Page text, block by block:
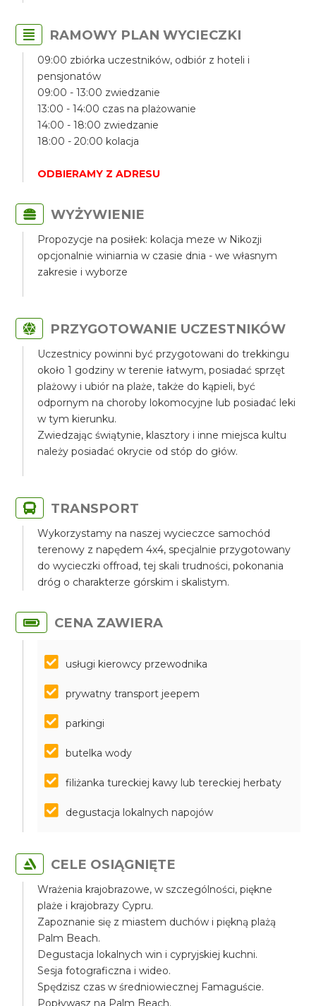
RAMOWY PLAN WYCIECZKI
09:00 zbiórka uczestników, odbiór z hoteli i
pensjonatów
09:00 - 13:00 zwiedzanie
13:00 - 14:00 czas na plażowanie
14:00 - 18:00 zwiedzanie
18:00 - 20:00 kolacja
ODBIERAMY Z ADRESU
WYŻYWIENIE
Propozycje na posiłek: kolacja meze w Nikozji
opcjonalnie winiarnia w czasie dnia - we własnym
zakresie i wyborze
PRZYGOTOWANIE UCZESTNIKÓW
Uczestnicy powinni być przygotowani do trekkingu
około 1 godziny w terenie łatwym, posiadać sprzęt
plażowy i ubiór na plaże, także do kąpieli, być
odpornym na choroby lokomocyjne lub posiadać leki
w tym kierunku.
Zwiedzając świątynie, klasztory i inne miejsca kultu
należy posiadać okrycie od stóp do głów.
TRANSPORT
Wykorzystamy na naszej wycieczce samochód
terenowy z napędem 4x4, specjalnie przygotowany
do wycieczki offroad, tej skali trudności, pokonania
dróg o charakterze górskim i skalistym.
CENA ZAWIERA
usługi kierowcy przewodnika
prywatny transport jeepem
parkingi
butelka wody
filiżanka tureckiej kawy lub tereckiej herbaty
degustacja lokalnych napojów
CELE OSIĄGNIĘTE
Wrażenia krajobrazowe, w szczególności, piękne
plaże i krajobrazy Cypru.
Zapoznanie się z miastem duchów i piękną plażą
Palm Beach.
Degustacja lokalnych win i cypryjskiej kuchni.
Sesja fotograficzna i wideo.
Spędzisz czas w średniowiecznej Famaguście.
Popływasz na Palm Beach.